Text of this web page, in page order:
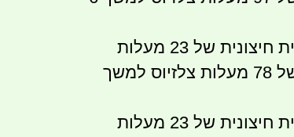
בתנאי טמפרטורה סביבתית חיצונית של 23 מעלות
צלזיוס המיכל שומר חום של 78 מעלות צלזיוס למשך
בתנאי טמפרטורה סביבתית חיצונית של 23 מעלות